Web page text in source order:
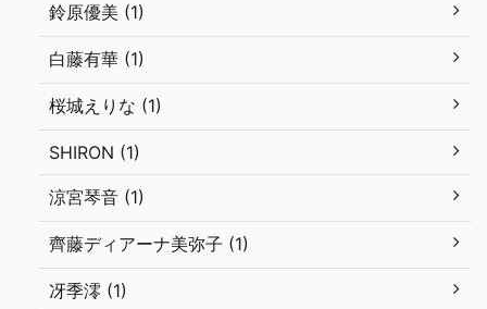
鈴原優美 (1)
白藤有華 (1)
桜城えりな (1)
SHIRON (1)
涼宮琴音 (1)
齊藤ディアーナ美弥子 (1)
冴季澪 (1)